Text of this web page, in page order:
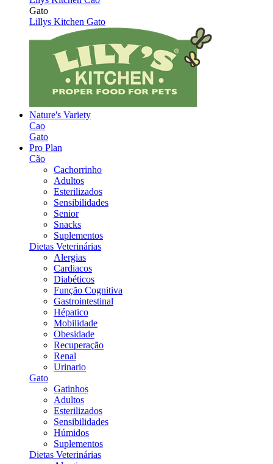
Gato
Lillys Kitchen Gato
Nature's Variety
Cao
Gato
Pro Plan
Cão
Cachorrinho
Adultos
Esterilizados
Sensibilidades
Senior
Snacks
Suplementos
Dietas Veterinárias
Alergias
Cardiacos
Diabéticos
Função Cognitiva
Gastrointestinal
Hépatico
Mobilidade
Obesidade
Recuperação
Renal
Urinario
Gato
Gatinhos
Adultos
Esterilizados
Sensibilidades
Húmidos
Suplementos
Dietas Veterinárias